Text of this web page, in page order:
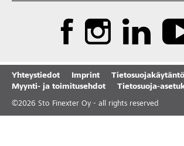
Yhteystiedot Imprint
Tietosuojakäytäntö
Myynti- ja toimitusehdot
Tietosuoja-
©2026 Sto Finexter Oy - all rights reserved